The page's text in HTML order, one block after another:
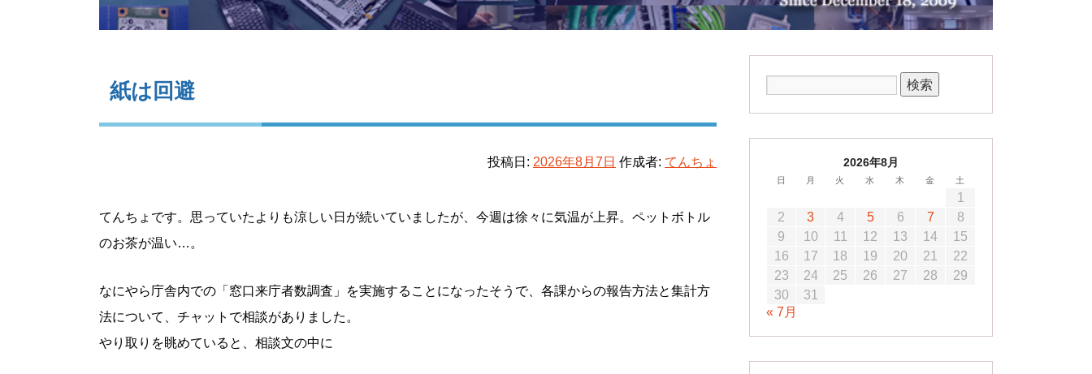
紙は回避
投稿日: 2026年8月7日 作成者: てんちょ
てんちょです。思っていたよりも涼しい日が続いていましたが、今週は徐々に気温が上昇。ペットボトル
のお茶が温い…。
なにやら庁舎内での「窓口来庁者数調査」を実施することになったそうで、各課からの報告方法と集計方
法について、チャットで相談がありました。
やり取りを眺めていると、相談文の中に
2026年8月
日 月 火 水 木 金 土
1
2
3 4 5 6 7
8
9
10 11 12 13 14
15
16
17 18 19 20 21
22
23
24 25 26 27 28
29
30
31
« 7月